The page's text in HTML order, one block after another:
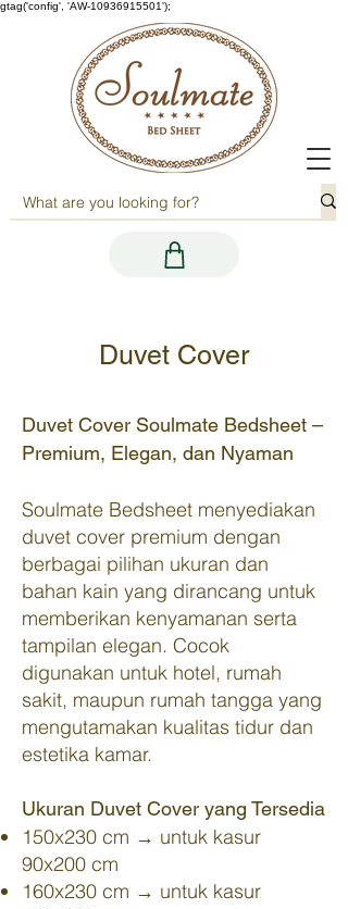
gtag('config', 'AW-10936915501');
Duvet Cover
Duvet Cover Soulmate Bedsheet –
Premium, Elegan, dan Nyaman
Soulmate Bedsheet menyediakan
duvet cover premium dengan
berbagai pilihan ukuran dan
bahan kain yang dirancang untuk
memberikan kenyamanan serta
tampilan elegan. Cocok
digunakan untuk hotel, rumah
sakit, maupun rumah tangga yang
mengutamakan kualitas tidur dan
estetika kamar.
Ukuran Duvet Cover yang Tersedia
150x230 cm → untuk kasur
90x200 cm
160x230 cm → untuk kasur